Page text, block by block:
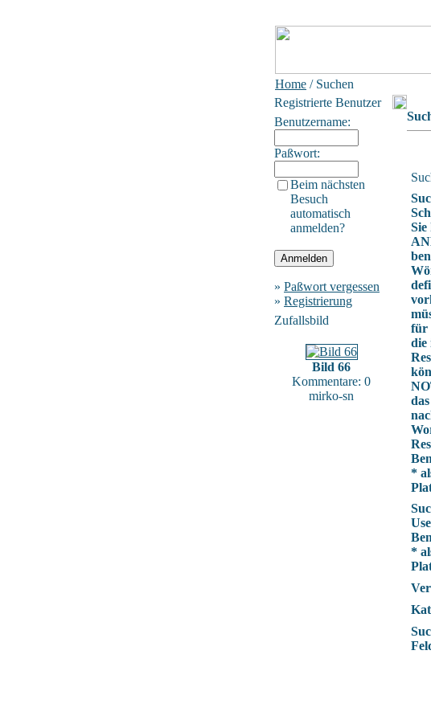
Home / Suchen
Registrierte Benutzer
Benutzername:
Paßwort:
Beim nächsten
Besuch
automatisch
anmelden?
» Paßwort vergessen
» Registrierung
Zufallsbild
Bild 66
Kommentare: 0
mirko-sn
Sie
für
die
das
*
*